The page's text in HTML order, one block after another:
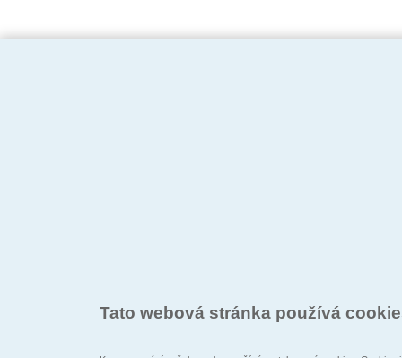
Tato webová stránka používá